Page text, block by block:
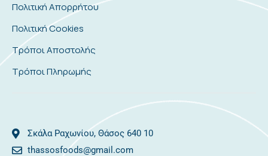
Πολιτική Απορρήτου
Πολιτική Cookies
Τρόποι Αποστολής
Τρόποι Πληρωμής
Σκάλα Ραχωνίου, Θάσος 640 10
thassosfoods@gmail.com